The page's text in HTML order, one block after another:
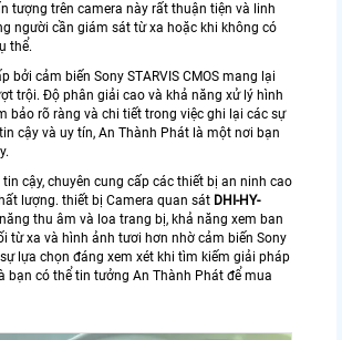
tượng trên camera này rất thuận tiện và linh
người cần giám sát từ xa hoặc khi không có
thể.
bởi cảm biến Sony STARVIS CMOS mang lại
trội. Độ phân giải cao và khả năng xử lý hình
bảo rõ ràng và chi tiết trong việc ghi lại các sự
cậy và uy tín, An Thành Phát là một nơi bạn
cậy, chuyên cung cấp các thiết bị an ninh cao
lượng. thiết bị Camera quan sát DHI-HY-
thu âm và loa trang bị, khả năng xem ban
từ xa và hình ảnh tươi hơn nhờ cảm biến Sony
sự lựa chọn đáng xem xét khi tìm kiếm giải pháp
bạn có thể tin tưởng An Thành Phát để mua